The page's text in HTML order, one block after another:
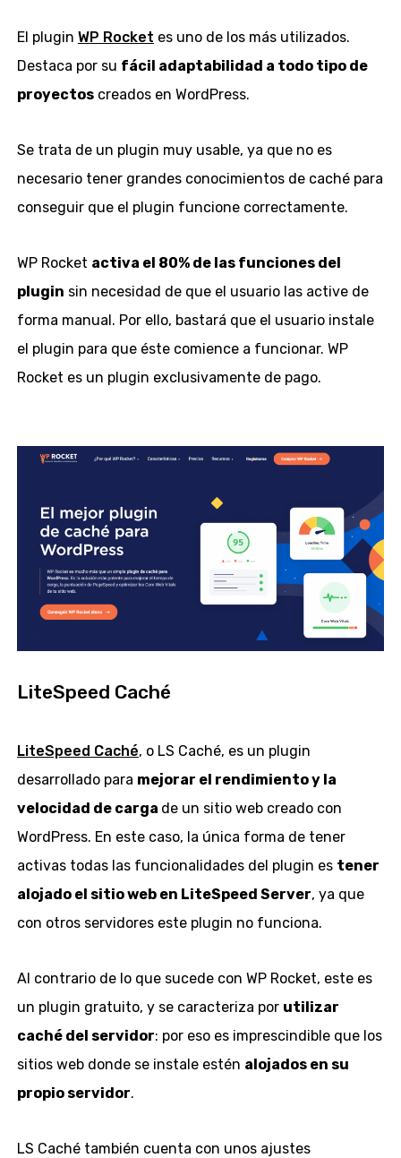
El plugin WP Rocket es uno de los más utilizados.
Destaca por su fácil adaptabilidad a todo tipo de
proyectoscreados en WordPress.
Se trata de un plugin muy usable, ya que no es
necesario tener grandes conocimientos de caché para
conseguir que el plugin funcione correctamente.
WP Rocket activa el 80% de las funciones del
plugin sin necesidad de que el usuario las active de
forma manual. Por ello, bastará que el usuario instale
el plugin para que éste comience a funcionar. WP
Rocket es un plugin exclusivamente de pago.
LiteSpeed Caché
LiteSpeed Caché, o LS Caché, es un plugin
desarrollado para mejorar el rendimiento y la
velocidad de carga de un sitio web creado con
WordPress. En este caso, la única forma de tener
activas todas las funcionalidades del plugin es tener
alojado el sitio web en LiteSpeed Server, ya que
con otros servidores este plugin no funciona.
Al contrario de lo que sucede con WP Rocket, este es
un plugin gratuito, y se caracteriza por utilizar
caché del servidor: por eso es imprescindible que los
sitios web donde se instale estén alojados en su
propio servidor.
LS Caché también cuenta con unos ajustes